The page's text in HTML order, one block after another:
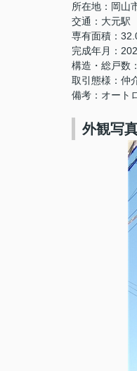
所在地：岡山
交通：大元
専有面積：
完成年月：
構造・総戸数
取引態様：仲
備考：オート
外観写